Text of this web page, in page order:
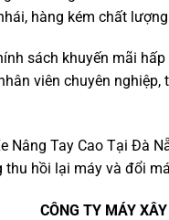
hàng kém chất
sách khuyến mãi
viên chuyên
Nâng Tay Cao Tại Đà
thu hồi lại máy và đổi
CÔNG TY MÁY